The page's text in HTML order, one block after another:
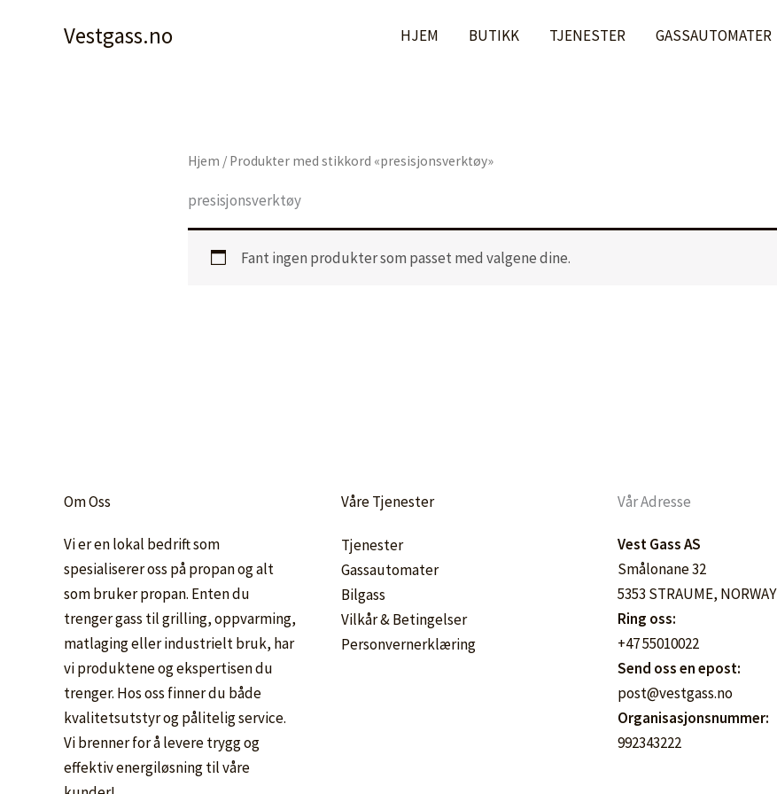
Vestgass.no HJEM BUTIKK TJENESTER GASSAUTOMATER
Hjem / Produkter med stikkord «presisjonsverktøy»
presisjonsverktøy
Fant ingen produkter som passet med valgene dine.
Om Oss
Vi er en lokal bedrift som
spesialiserer oss på propan og alt
som bruker propan. Enten du
trenger gass til grilling, oppvarming,
matlaging eller industrielt bruk, har
vi produktene og ekspertisen du
trenger. Hos oss finner du både
kvalitetsutstyr og pålitelig service.
Vi brenner for å levere trygg og
effektiv energiløsning til våre
Våre Tjenester
Tjenester
Gassautomater
Bilgass
Vilkår & Betingelser
Personvernerklæring
Vår Adresse
Vest Gass AS
Smålonane 32
5353 STRAUME, NORWAY
Ring oss:
+47 55010022
Send oss en epost:
post@vestgass.no
Organisasjonsnummer:
992343222